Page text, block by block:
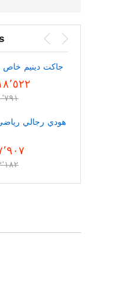
جاكت دينيم خاص
١٨٬٥٢٢
٢١٬٧٩١
هودي رجالي
٧٬٩٠٧
١٣٬١٨٢